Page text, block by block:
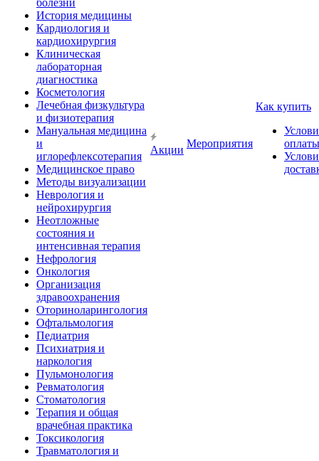
болезни
История медицины
Кардиология и
кардиохирургия
Клиническая
лабораторная
диагностика
Косметология
Лечебная физкультура
и физиотерапия
Мануальная медицина
и
иглорефлексотерапия
Медицинское право
Методы визуализации
Неврология и
нейрохирургия
Неотложные
состояния и
интенсивная терапия
Нефрология
Онкология
Организация
здравоохранения
Оториноларингология
Офтальмология
Педиатрия
Психиатрия и
наркология
Пульмонология
Ревматология
Стоматология
Терапия и общая
врачебная практика
Токсикология
Травматология и
Акции
Мероприятия
Как купить
оплаты